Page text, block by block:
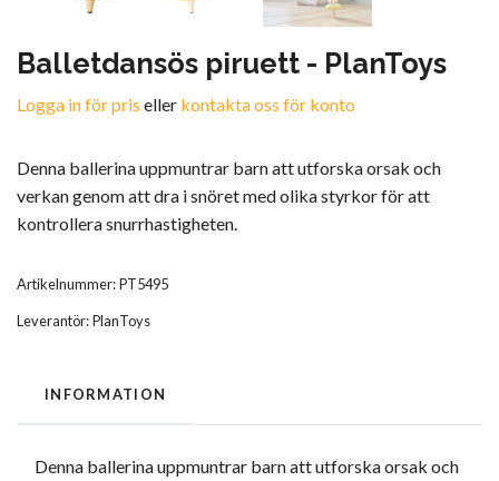
Balletdansös piruett - PlanToys
Logga in för pris eller kontakta oss för konto
Denna ballerina uppmuntrar barn att utforska orsak och
verkan genom att dra i snöret med olika styrkor för att
kontrollera snurrhastigheten.
Artikelnummer:PT5495
Leverantör:PlanToys
INFORMATION
Denna ballerina uppmuntrar barn att utforska orsak och